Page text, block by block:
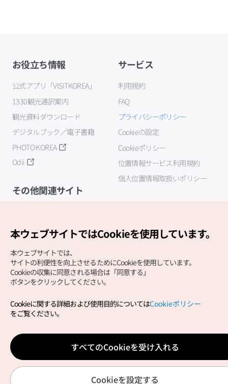
お役立ち情報
公式アプリ「VISITKOREA」
1330観光通訳案内
観光資料ダウンロード
デジタルブック／電子書籍
PHOTO KOREA
Odii
サービス
利用規約
FAQ
プライバシーポリシー
Cookieの設定
Cookieポリシー
位置情報サービス利用規約
個人位置情報取扱いポリシー
その他関連サイト
Copyright (c) Korea Tourism Organization All Rights
サイトエラー報告公式メール
japanese@knto.or.kr
本ウェブサイトではCookieを使用しています。
本ウェブサイトでは、
サイトの利便性を向上させるためにCookieを使用しています。
Cookieの収集に同意される場合は「同意する」
ボタンをクリックしてください。
Cookieに関する詳細および使用目的についてはCookieポリシー
をご覧ください。
すべてのCookieを受け入れる
Cookieを設定する